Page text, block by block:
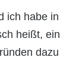
ich habe in
heißt, ein
dazu